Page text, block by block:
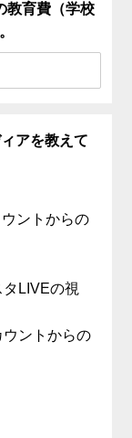
教育費（学校
アを教えて
ントからの
LIVEの視
ウントからの